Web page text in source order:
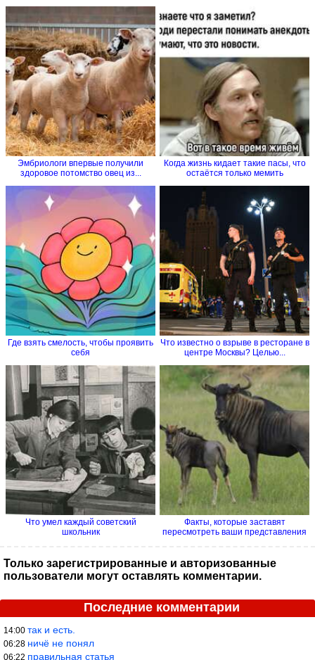
Эмбриологи впервые получили
здоровое потомство овец из...
Когда жизнь кидает такие пасы, что
остаётся только мемить
Где взять смелость, чтобы проявить
себя
Что известно о взрыве в ресторане в
центре Москвы? Целью...
Что умел каждый советский
школьник
Факты, которые заставят
пересмотреть ваши представления
Только зарегистрированные и авторизованные
пользователи могут оставлять комментарии.
Последние комментарии
14:00 так и есть.
06:28 ничё не понял
06:22 правильная статья